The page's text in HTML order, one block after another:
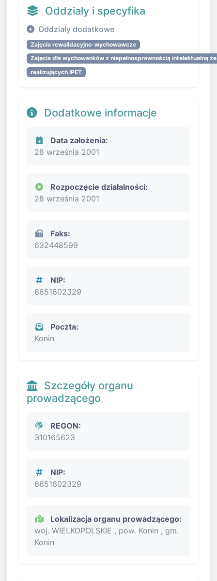
Oddziały i specyfika
Oddziały dodatkowe
Zajęcia rewalidacyjno-wychowawcze
Zajęcia dla wychowanków z niepełnosprawnością intelektualną
realizujących IPET
Dodatkowe informacje
Data założenia:
28 września 2001
Rozpoczęcie działalności:
28 września 2001
Faks:
632448599
NIP:
6651602329
Poczta:
Konin
Szczegóły organu
prowadzącego
REGON:
310165623
NIP:
6651602329
Lokalizacja organu prowadzącego:
woj. WIELKOPOLSKIE , pow. Konin , gm.
Konin